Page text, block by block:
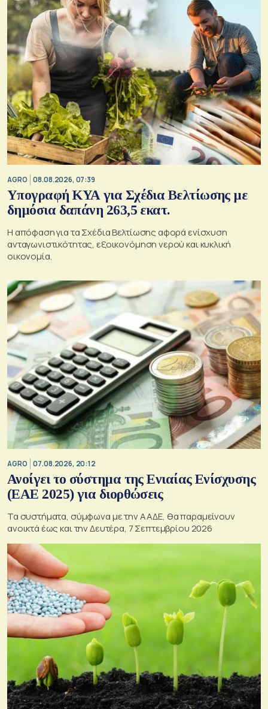
AGRO 08.08.2026, 07:39
Υπογραφή ΚΥΑ για Σχέδια Βελτίωσης με
δημόσια δαπάνη 263,5 εκατ.
Η απόφαση για τα Σχέδια Βελτίωσης αφορά ενίσχυση
ανταγωνιστικότητας, εξοικονόμηση νερού και κυκλική
οικονομία.
AGRO 07.08.2026, 20:12
Ανοίγει το σύστημα της Ενιαίας Ενίσχυσης
(ΕΑΕ 2025) για διορθώσεις
Τα συστήματα, σύμφωνα με την ΑΑΔΕ, θα παραμείνουν
ανοικτά έως και την Δευτέρα, 7 Σεπτεμβρίου 2026